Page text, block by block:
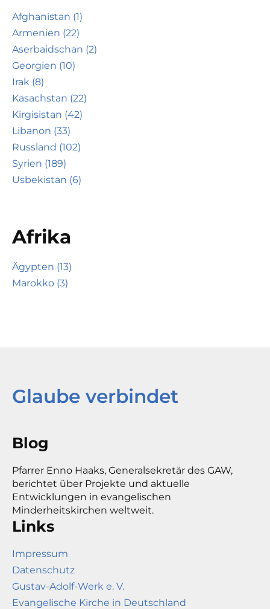
Afghanistan (1)
Armenien (22)
Aserbaidschan (2)
Georgien (10)
Irak (8)
Kasachstan (22)
Kirgisistan (42)
Libanon (33)
Russland (102)
Syrien (189)
Usbekistan (6)
Afrika
Ägypten (13)
Marokko (3)
Glaube verbindet
Blog
Pfarrer Enno Haaks, Generalsekretär des GAW,
berichtet über Projekte und aktuelle
Entwicklungen in evangelischen
Minderheitskirchen weltweit.
Links
Impressum
Datenschutz
Gustav-Adolf-Werk e. V.
Evangelische Kirche in Deutschland